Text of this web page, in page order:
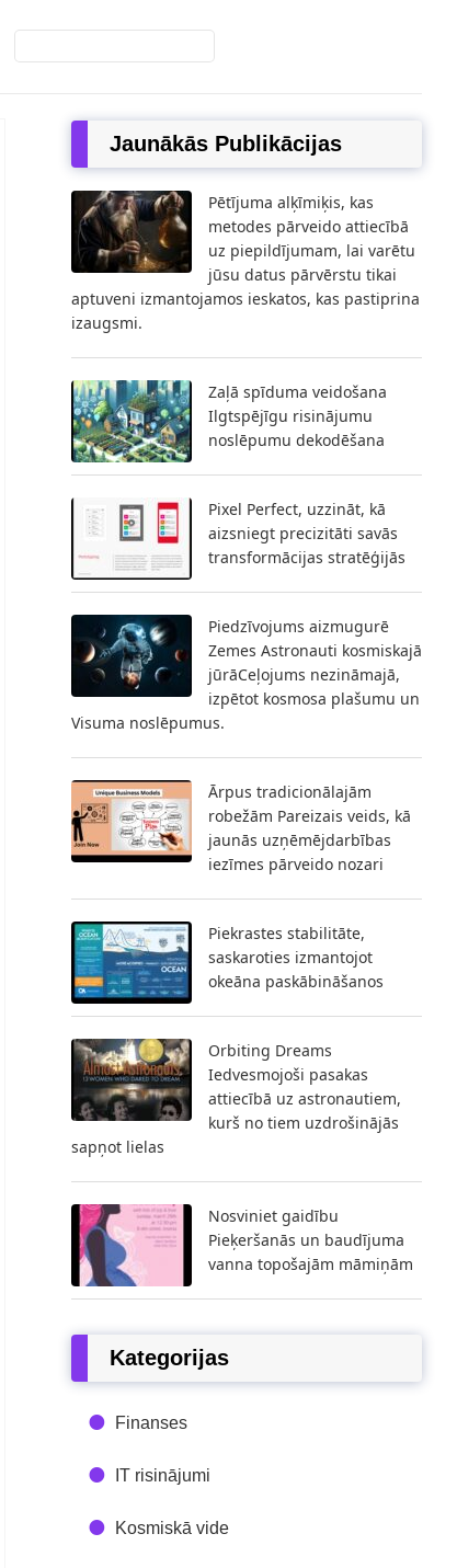
Jaunākās Publikācijas
Pētījuma alķīmiķis, kas
metodes pārveido attiecībā
uz piepildījumam, lai varētu
jūsu datus pārvērstu tikai
aptuveni izmantojamos ieskatos, kas pastiprina
izaugsmi.
Zaļā spīduma veidošana
Ilgtspējīgu risinājumu
noslēpumu dekodēšana
Pixel Perfect, uzzināt, kā
aizsniegt precizitāti savās
transformācijas stratēģijās
Piedzīvojums aizmugurē
Zemes Astronauti kosmiskajā
jūrāCeļojums nezināmajā,
izpētot kosmosa plašumu un
Visuma noslēpumus.
Ārpus tradicionālajām
robežām Pareizais veids, kā
jaunās uzņēmējdarbības
iezīmes pārveido nozari
Piekrastes stabilitāte,
saskaroties izmantojot
okeāna paskābināšanos
Orbiting Dreams
Iedvesmojoši pasakas
attiecībā uz astronautiem,
kurš no tiem uzdrošinājās
sapņot lielas
Nosviniet gaidību
Pieķeršanās un baudījuma
vanna topošajām māmiņām
Kategorijas
Finanses
IT risinājumi
Kosmiskā vide